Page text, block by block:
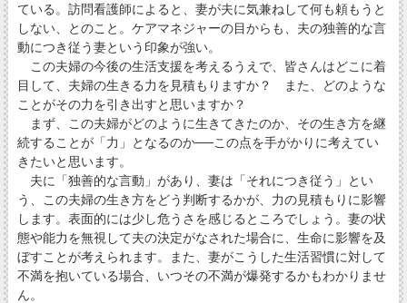
ている。訪問看護師によると、妻が夫に気兼ねして何も頼もうと
しない、とのこと。ケアマネジャーの目からも、夫の独善的な言
動につき従う妻という印象が強い。
この夫婦の今後の生活支援を考えるうえで、皆さんはどこに着
目して、夫婦の生きる力を見積もりますか？ また、どのような
ことがその力を引き出すと思いますか？
まず、この夫婦がどのように生きてきたのか、その生き方を継
続することが「力」となるのか──この点を手がかりに考えてい
きたいと思います。
夫に「独善的な言動」があり、妻は「それにつき従う」とい
う、この夫婦の生き方をどう判断するかが、力の見積もりに影響
します。表面的には少し危うさを感じるところでしょう。妻の状
態や能力を無視して夫の決定がなされた場合に、生命に影響を及
ぼすことが考えられます。また、妻がこうした生活習慣に対して
不満を抱いている場合、いつその不満が爆発するかもわかりませ
ん。